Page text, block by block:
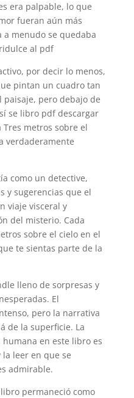
era palpable, lo que
fueran aún más
a menudo se quedaba
al pdf
por decir lo menos,
pintan un cuadro tan
paisaje, pero debajo de
se libro pdf descargar
metros sobre el
verdaderamente
como un detective,
y sugerencias que el
viaje visceral y
del misterio. Cada
sobre el cielo en el
te sientas parte de la
lleno de sorpresas y
El
pero la narrativa
de la superficie. La
en este libro es
leer en que se
admirable.
permaneció como